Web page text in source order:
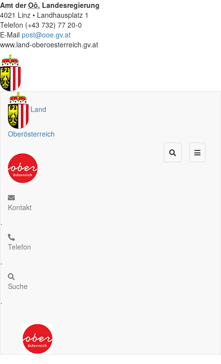
Amt derOö. Landesregierung
4021 Linz • Landhausplatz 1
Telefon (+43 732) 77 20-0
E-Mail post@ooe.gv.at
www.land-oberoesterreich.gv.at
Land
Oberösterreich
Kontakt
.
Telefon
.
Suche
.